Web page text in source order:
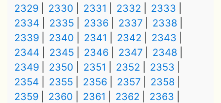
2329
2330 2331 2332
2333
2334
2335 2336 2337
2338
2339
2340 2341 2342
2343
2344
2345 2346 2347
2348
2349
2350 2351 2352
2353
2354
2355 2356 2357
2358
2359
2360 2361 2362
2363